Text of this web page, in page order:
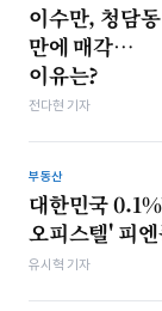
이수만, 청담
만에 매각…
이유는?
전다현 기자
부동산
대한민국
오피스텔' 피
유시혁 기자